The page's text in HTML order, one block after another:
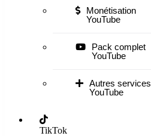
Monétisation
YouTube
Pack complet
YouTube
Autres services
YouTube
TikTok